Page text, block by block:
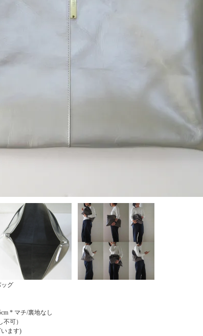
グ
* マチ/裏地なし
可）
ます)